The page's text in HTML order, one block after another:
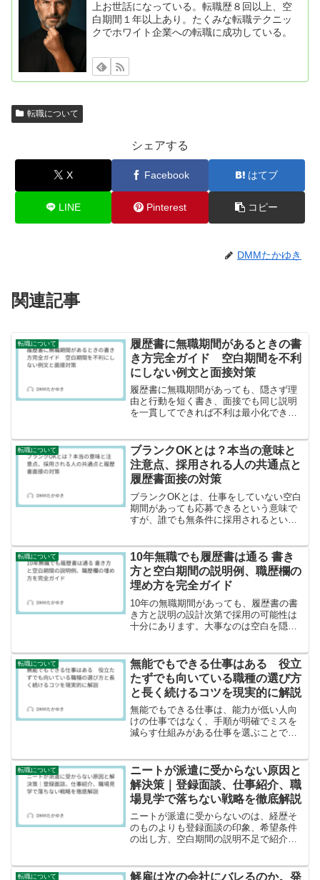
上お世話になっている。転職歴８回以上、空
白期間１年以上あり。たくみな転職テクニッ
クでホワイト企業への転職に成功している。
転職について
シェアする
X Facebook はてブ
LINE Pinterest コピー
DMMたかゆき
関連記事
転職について
履歴書に無職期間があるときの書
き方完全ガイド 空白期間を不利
にしない例文と面接対策
履歴書に無職期間があっても、隠さず理
由と行動を短く書き、面接でも同じ説明
を一貫してできれば不利は最小化できま
進め方を要点だけ先に示し、無職を説明
可能な材料へ変える手順...
転職について
ブランクOKとは？本当の意味と
注意点、採用される人の共通点と
履歴書面接の対策
ブランクOKとは、仕事をしていない空白
期間があっても応募できるという意味で
すが、誰でも無条件に採用されるという
は働ける根拠と仕事の勘を取り戻す準備
を示すことが重要です...
転職について
10年無職でも履歴書は通る 書き
方と空白期間の説明例、職歴欄の
埋め方を完全ガイド
10年の無職期間があっても、履歴書の書
き方と説明の設計次第で採用の可能性は
十分にあります。大事なのは空白を隠す
を伝えることです。10年無職でも履歴書
は通る 書き方と空白...
転職について
無能でもできる仕事はある 役立
たずでも向いている職種の選び方
と長く続けるコツを現実的に解説
無能でもできる仕事は、能力が低い人向
けの仕事ではなく、手順が明確でミスを
減らす仕組みがある仕事を選ぶことで見
って不安を減らし、段階的に選択肢を増
やすのが最短です。 こ...
転職について
ニートが派遣に受からない原因と
解決策｜登録面談、仕事紹介、職
場見学で落ちない戦略を徹底解説
ニートが派遣に受からないのは、経歴そ
のものよりも登録面談の印象、希望条件
の出し方、空白期間の説明不足で紹介が
実ラインに調整し、連絡速度と意欲を示
転職について
解雇は次の会社にバレるのか。発